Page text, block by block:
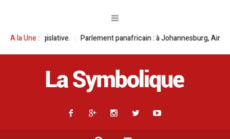
A la Une :
Parlement panafricain : à Johannesburg, Aimé Boji Sangara